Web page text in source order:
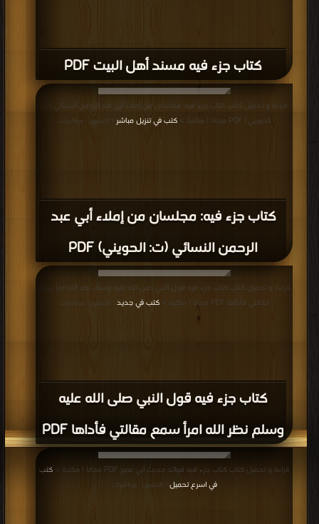
كتاب جزء فيه مسند أهل البيت PDF
كتاب جزء فيه: مجلسان من إملاء أبي عبد
الرحمن النسائي (ت: الحويني) PDF
قراءة و تحميل كتاب كتاب جزء فيه: مجلسان من إملاء أبي عبد الرحمن النسائي (ت:
الحويني) PDF مجانا | مكتبة >
كتب في تنزيل مباشر | التحميل : مرة/مرات
كتاب جزء فيه قول النبي صلى الله عليه
وسلم نظر الله امرأ سمع مقالتي فأداها PDF
قراءة و تحميل كتاب كتاب جزء فيه قول النبي صلى الله عليه وسلم نظر الله امرأ سمع
مقالتي فأداها PDF مجانا | مكتبة >
كتب في جديد | التحميل : مرة/مرات
قراءة و تحميل كتاب كتاب جزء فيه فوائد حديث أبي عمير PDF مجانا | مكتبة >
كتب
في اسرع تحميل | التحميل : مرة/مرات